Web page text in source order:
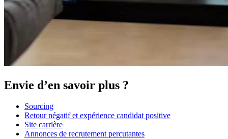
Envie d’en savoir plus ?
Sourcing
Retour négatif et expérience candidat positive
Site carrière
Annonces de recrutement percutantes